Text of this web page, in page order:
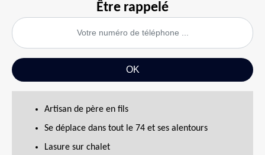
Être rappelé
Artisan de père en fils
Se déplace dans tout le 74 et ses alentours
Lasure sur chalet